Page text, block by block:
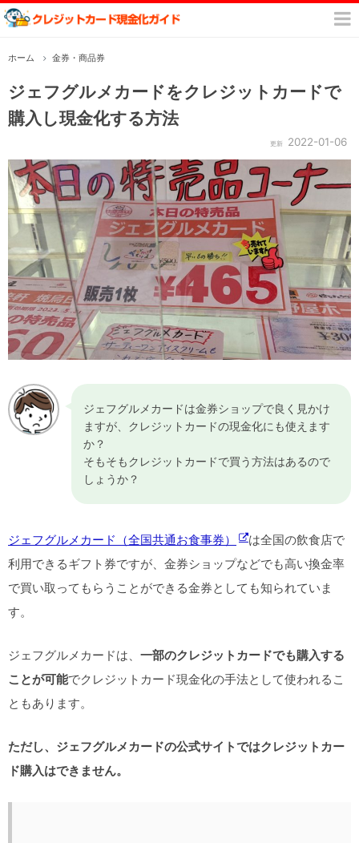
ホーム 金券・商品券
ジェフグルメカードをクレジットカードで
購入し現金化する方法
2022-01-06
ジェフグルメカードは金券ショップで良く見かけ
ますが、クレジットカードの現金化にも使えます
か？
そもそもクレジットカードで買う方法はあるので
しょうか？
ジェフグルメカード（全国共通お食事券）
は全国の飲食店で
利用できるギフト券ですが、金券ショップなどでも高い換金率
で買い取ってもらうことができる金券としても知られていま
す。
ジェフグルメカードは、 一部のクレジットカードでも購入する
ことが可能でクレジットカード現金化の手法として使われるこ
ともあります。
ただし、ジェフグルメカードの公式サイトではクレジットカー
ド購入はできません。